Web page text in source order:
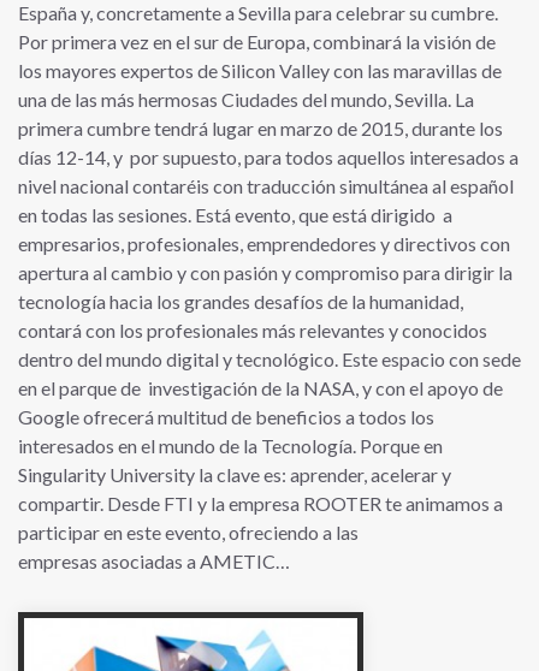
España y, concretamente a Sevilla para celebrar su cumbre.
Por primera vez en el sur de Europa, combinará la visión de
los mayores expertos de Silicon Valley con las maravillas de
una de las más hermosas Ciudades del mundo, Sevilla. La
primera cumbre tendrá lugar en marzo de 2015, durante los
días 12-14, y por supuesto, para todos aquellos interesados a
nivel nacional contaréis con traducción simultánea al español
en todas las sesiones. Está evento, que está dirigido a
empresarios, profesionales, emprendedores y directivos con
apertura al cambio y con pasión y compromiso para dirigir la
tecnología hacia los grandes desafíos de la humanidad,
contará con los profesionales más relevantes y conocidos
dentro del mundo digital y tecnológico. Este espacio con sede
en el parque de investigación de la NASA, y con el apoyo de
Google ofrecerá multitud de beneficios a todos los
interesados en el mundo de la Tecnología. Porque en
Singularity University la clave es: aprender, acelerar y
compartir. Desde FTI y la empresa ROOTER te animamos a
participar en este evento, ofreciendo a las
empresas asociadas a AMETIC…